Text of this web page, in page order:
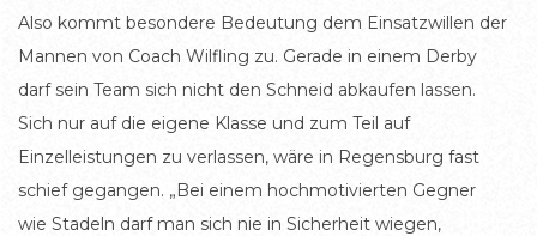
Also kommt besondere Bedeutung dem Einsatzwillen der
Mannen von Coach Wilfling zu. Gerade in einem Derby
darf sein Team sich nicht den Schneid abkaufen lassen.
Sich nur auf die eigene Klasse und zum Teil auf
Einzelleistungen zu verlassen, wäre in Regensburg fast
schief gegangen. „Bei einem hochmotivierten Gegner
wie Stadeln darf man sich nie in Sicherheit wiegen,